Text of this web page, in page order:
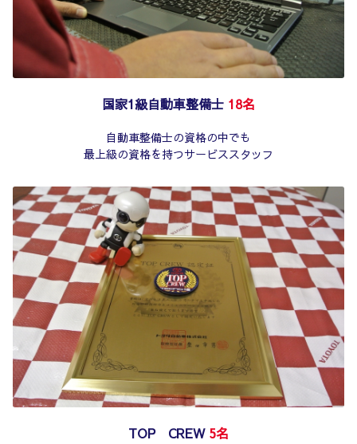
国家1級自動車整備士 18名
自動車整備士の資格の中でも
最上級の資格を持つサービススタッフ
TOP CREW 5名